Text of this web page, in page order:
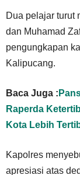
Dua pelajar turut
dan Muhamad
pengungkapan
Kalipucang.
Baca Juga :
Raperda
Kota Lebih
Kapolres
apresiasi atas